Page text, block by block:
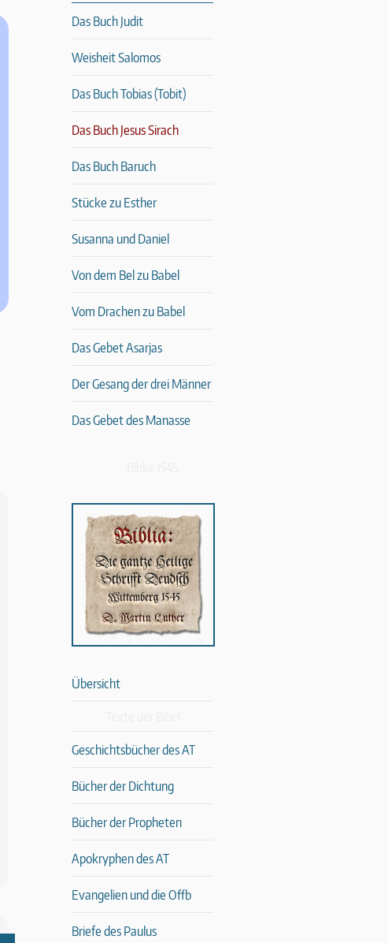
Das Buch Judit
Weisheit Salomos
Das Buch Tobias (Tobit)
Das Buch Jesus Sirach
Das Buch Baruch
Stücke zu Esther
Susanna und Daniel
Von dem Bel zu Babel
Vom Drachen zu Babel
Das Gebet Asarjas
Der Gesang der drei Männer
Das Gebet des Manasse
Übersicht
Geschichtsbücher des AT
Bücher der Dichtung
Bücher der Propheten
Apokryphen des AT
Evangelien und die Offb
Briefe des Paulus